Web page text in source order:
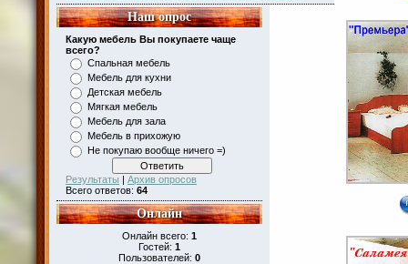
Наш опрос
Какую мебель Вы покупаете чаще
всего?
Спальная мебель
Мебель для кухни
Детская мебель
Мягкая мебель
Мебель для зала
Мебель в прихожую
Не покупаю вообще ничего =)
Результаты | Архив опросов
Всего ответов: 64
Онлайн
Онлайн всего: 1
Гостей: 1
Пользователей: 0